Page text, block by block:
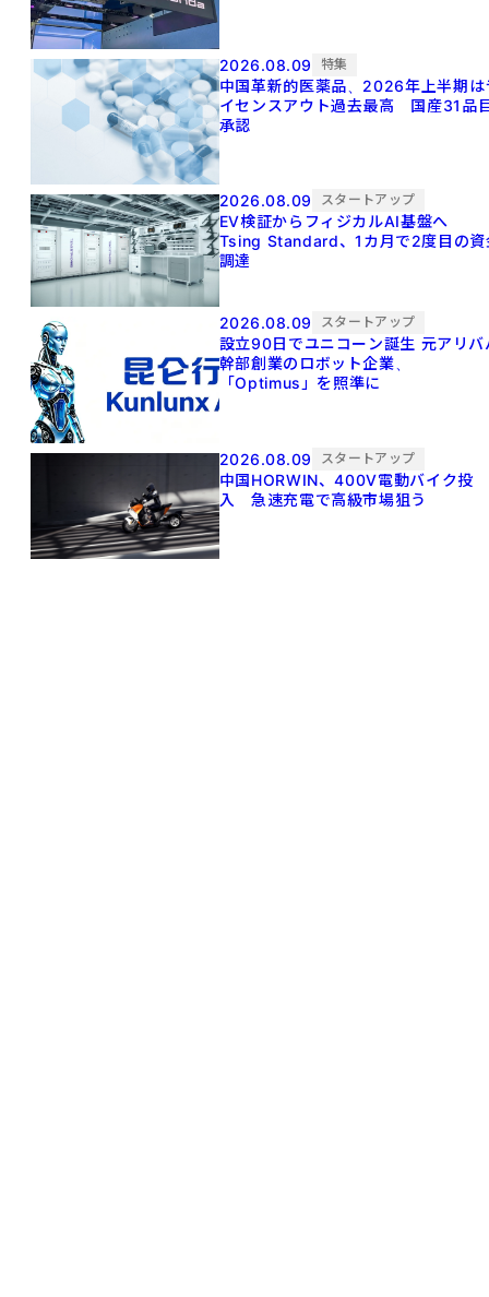
2026.08.09 特集
中国革新的医薬品、2026年上半期は
イセンスアウト過去最高 国産31品
承認
2026.08.09 スタートアップ
EV検証からフィジカルAI基盤へ
Tsing Standard、1カ月で2度目の資
調達
2026.08.09 スタートアップ
設立90日でユニコーン誕生 元アリババ
幹部創業のロボット企業、
「Optimus」を照準に
2026.08.09 スタートアップ
中国HORWIN、400V電動バイク投
入 急速充電で高級市場狙う